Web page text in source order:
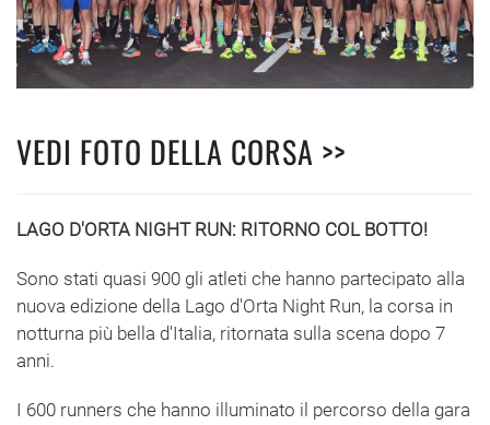
VEDI FOTO DELLA CORSA >>
LAGO D'ORTA NIGHT RUN: RITORNO COL BOTTO!
Sono stati quasi 900 gli atleti che hanno partecipato alla
nuova edizione della Lago d'Orta Night Run, la corsa in
notturna più bella d'Italia, ritornata sulla scena dopo 7
anni.
I 600 runners che hanno illuminato il percorso della gara